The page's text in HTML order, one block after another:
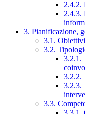
2.4.2.
2.4.3.
3. Pianificazione,
3.1.
3.2.
3.2.1.
3.2.2.
3.2.3.
3.3.